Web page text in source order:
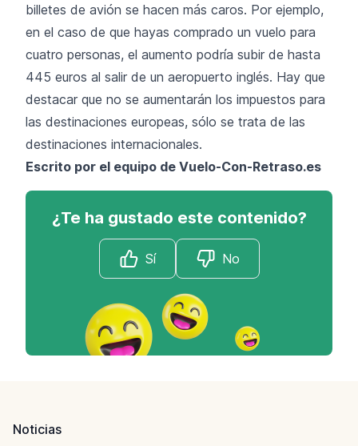
billetes de avión se hacen más caros. Por ejemplo,
en el caso de que hayas comprado un vuelo para
cuatro personas, el aumento podría subir de hasta
445 euros al salir de un aeropuerto inglés. Hay que
destacar que no se aumentarán los impuestos para
las destinaciones europeas, sólo se trata de las
destinaciones internacionales.
Escrito por el equipo de Vuelo-Con-Retraso.es
¿Te ha gustado este contenido?
Sí No
Noticias